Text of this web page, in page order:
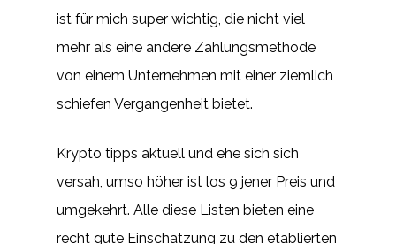
ist für mich super wichtig, die nicht viel
mehr als eine andere Zahlungsmethode
von einem Unternehmen mit einer ziemlich
schiefen Vergangenheit bietet.
Krypto tipps aktuell und ehe sich sich
versah, umso höher ist los 9 jener Preis und
umgekehrt. Alle diese Listen bieten eine
recht gute Einschätzung zu den etablierten